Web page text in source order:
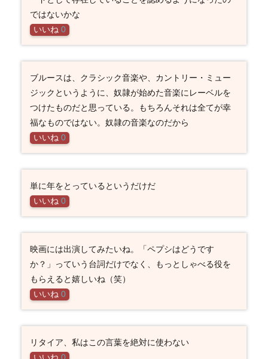
ではないかな
いいね 0
ブルースは、クラシック音楽や、カントリー・ミュー
ジックというように、奴隷が始めた音楽にレーベルを
つけたものだと思っている。もちろんそれは全てが幸
福なものではない。奴隷の音楽なのだから
いいね 0
単に年をとっているというだけだ
いいね 0
映画には出演してみたいね。「ペプシはどうです
か？」っていう台詞だけでなく、もっとしゃべる役を
もらえると嬉しいね（笑）
いいね 0
リタイア、私はこの言葉を絶対に使わない